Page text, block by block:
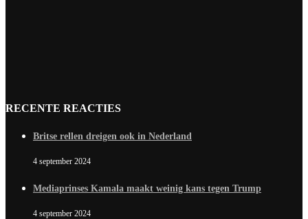
RECENTE REACTIES
Britse rellen dreigen ook in Nederland
4 september 2024
Mediaprinses Kamala maakt weinig kans tegen Trump
4 september 2024